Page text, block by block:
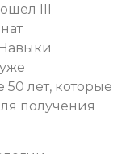
III
лет, которые
получения